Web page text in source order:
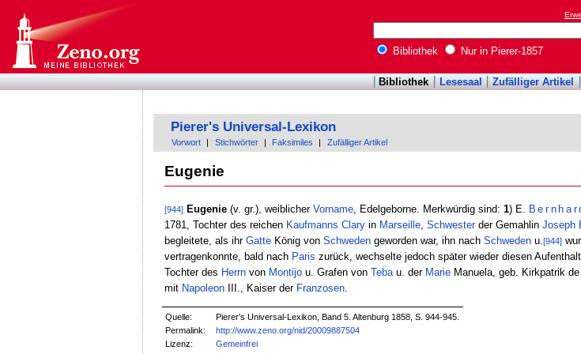
Bibliothek Nur in Pierer-1857
Bibliothek Lesesaal Zufälliger Artikel
Pierer's Universal-Lexikon
Vorwort Stichwörter Faksimiles Zufälliger Artikel
Eugenie
[944] Eugenie(v. gr.), weiblicher Vorname, Edelgeborne. Merkwürdig sind: 1) E.
1781, Tochter des reichen Kaufmanns Claryin Marseille, Schwesterder Gemahlin Joseph
begleitete, als ihr GatteKönig von Schwedengeworden war, ihn nach Schwedenu. [944]
vertragenkonnte, bald nach Paris zurück, wechselte jedoch später wieder diesen
Tochter des Herrnvon Montijou. Grafen von Tebau. der MarieManuela, geb. Kirkpatrik
mit NapoleonIII., Kaiser der Franzosen.
Quelle:
Pierer's Universal-Lexikon, Band 5. Altenburg 1858, S. 944-945.
Permalink:
http://www.zeno.org/nid/20009887504
Lizenz:
Gemeinfrei